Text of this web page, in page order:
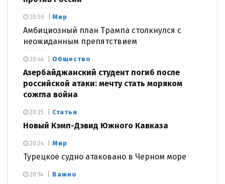
Мир
Амбициозный план Трампа столкнулся с
неожиданным препятствием
20:59
Общество
Азербайджанский студент погиб после
российской атаки: мечту стать моряком
сожгла война
20:44
Статьи
Новый Кэмп-Дэвид Южного Кавказа
20:25
Мир
Турецкое судно атаковано в Черном море
20:24
Важно
20:14